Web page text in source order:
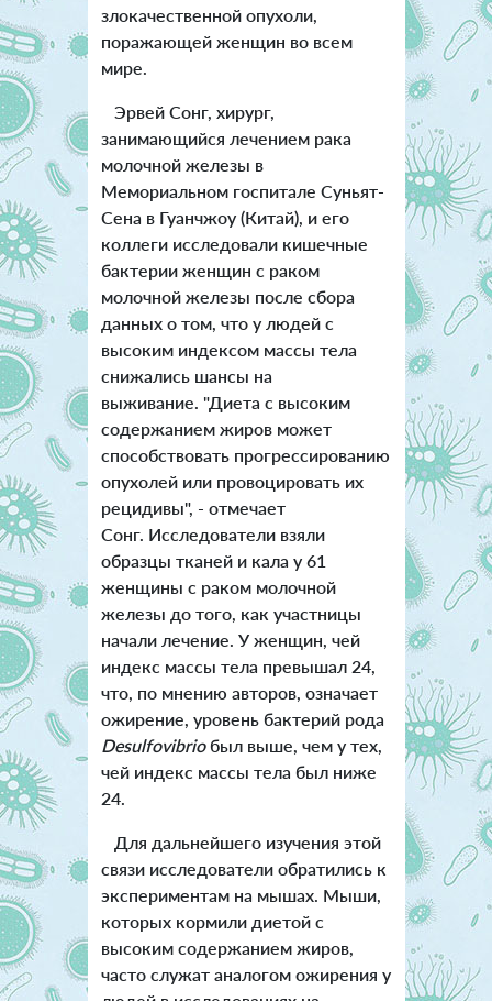
злокачественной опухоли,
поражающей женщин во всем
мире.
Эрвей Сонг, хирург,
занимающийся лечением рака
молочной железы в
Мемориальном госпитале Суньят-
Сена в Гуанчжоу (Китай), и его
коллеги исследовали кишечные
бактерии женщин с раком
молочной железы после сбора
данных о том, что у людей с
высоким индексом массы тела
снижались шансы на
выживание. "Диета с высоким
содержанием жиров может
способствовать прогрессированию
опухолей или провоцировать их
рецидивы", - отмечает
Сонг. Исследователи взяли
образцы тканей и кала у 61
женщины с раком молочной
железы до того, как участницы
начали лечение. У женщин, чей
индекс массы тела превышал 24,
что, по мнению авторов, означает
ожирение, уровень бактерий рода
Desulfovibrioбыл выше, чем у тех,
чей индекс массы тела был ниже
24.
Для дальнейшего изучения этой
связи исследователи обратились к
экспериментам на мышах. Мыши,
которых кормили диетой с
высоким содержанием жиров,
часто служат аналогом ожирения у